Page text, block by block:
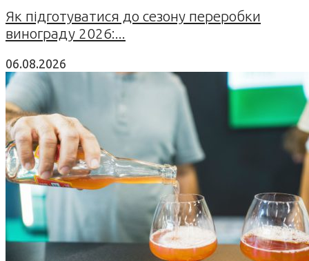
Як підготуватися до сезону переробки
винограду 2026:...
06.08.2026